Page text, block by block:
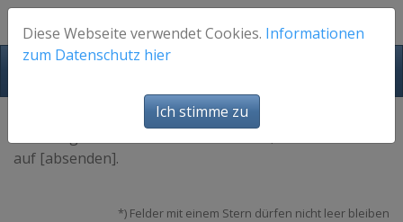
auf [absenden].
*) Felder mit einem Stern dürfen nicht leer bleiben
Diese Webseite verwendet Cookies. Informationen
zum Datenschutz hier
Ich stimme zu